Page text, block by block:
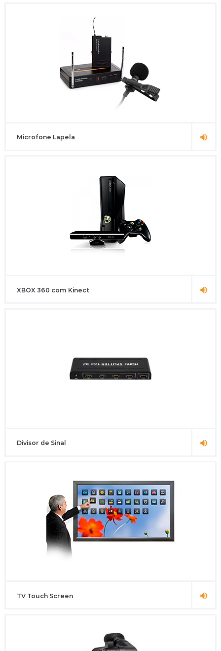
Microfone Lapela
XBOX 360 com Kinect
Divisor de Sinal
TV Touch Screen